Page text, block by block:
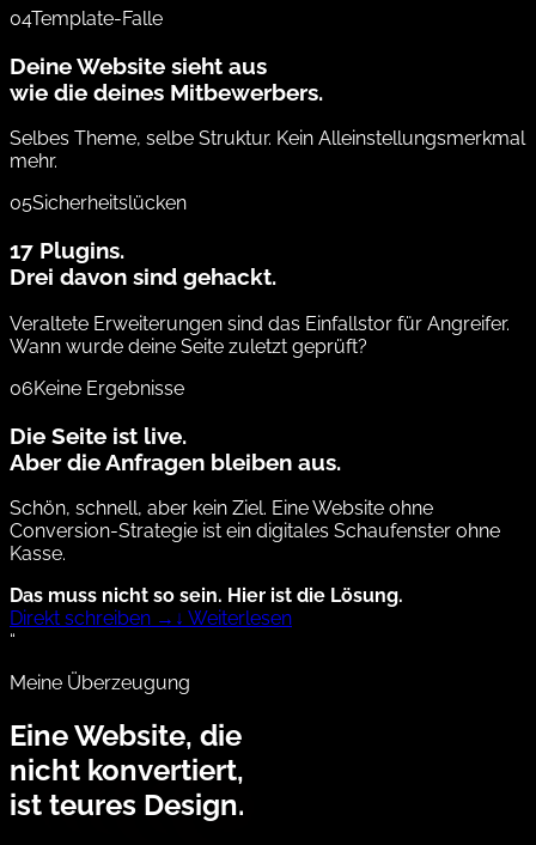
04Template-Falle
Deine Website sieht aus
wie die deines Mitbewerbers.
Selbes Theme, selbe Struktur. Kein Alleinstellungsmerkmal
mehr.
05Sicherheitslücken
17 Plugins.
Drei davon sind gehackt.
Veraltete Erweiterungen sind das Einfallstor für Angreifer.
Wann wurde deine Seite zuletzt geprüft?
06Keine Ergebnisse
Die Seite ist live.
Aber die Anfragen bleiben aus.
Schön, schnell, aber kein Ziel. Eine Website ohne
Conversion-Strategie ist ein digitales Schaufenster ohne
Kasse.
Das muss nicht so sein. Hier ist die Lösung.
Direkt schreiben → ↓ Weiterlesen
“
Meine Überzeugung
Eine Website, die
nicht konvertiert,
ist teures Design.